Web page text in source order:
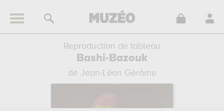
Reproduction de tableau
Bashi-Bazouk
de Jean-Léon Gérôme